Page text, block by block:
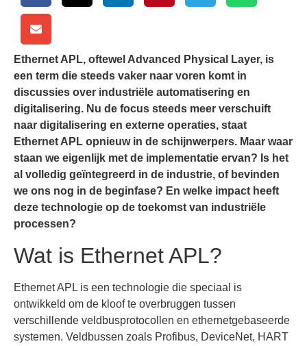
Ethernet APL, oftewel Advanced Physical Layer, is
een term die steeds vaker naar voren komt in
discussies over industriële automatisering en
digitalisering. Nu de focus steeds meer verschuift
naar digitalisering en externe operaties, staat
Ethernet APL opnieuw in de schijnwerpers. Maar waar
staan we eigenlijk met de implementatie ervan? Is het
al volledig geïntegreerd in de industrie, of bevinden
we ons nog in de beginfase? En welke impact heeft
deze technologie op de toekomst van industriële
processen?
Wat is Ethernet APL?
Ethernet APL is een technologie die speciaal is
ontwikkeld om de kloof te overbruggen tussen
verschillende veldbusprotocollen en ethernetgebaseerde
systemen. Veldbussen zoals Profibus, DeviceNet, HART